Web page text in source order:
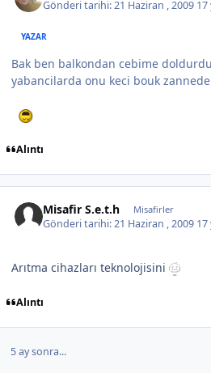
Gönderi tarihi:21 Haziran , 2009 17
YAZAR
Bak ben balkondan cebime
yabancilarda onu keci bouk
Alıntı
Misafir S.e.t.h Misafirler
Gönderi tarihi:21 Haziran , 2009 17
Arıtma cihazları teknolojisini
Alıntı
5 ay sonra...